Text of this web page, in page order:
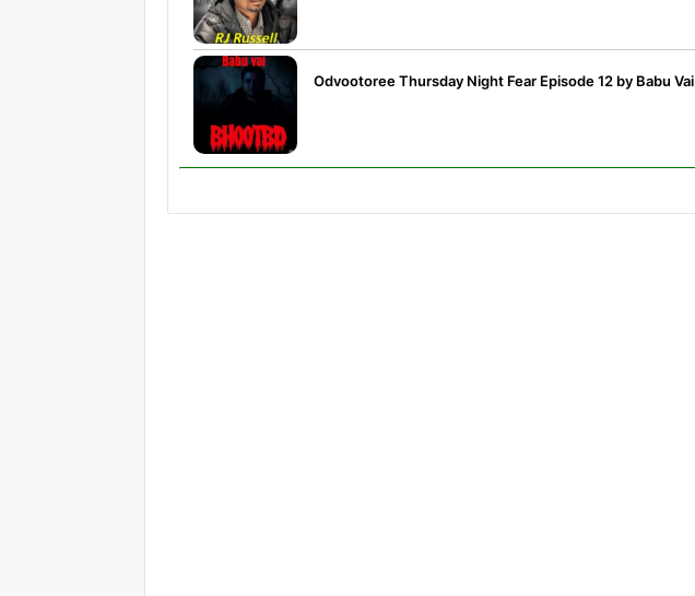
Odvootoree Thursday Night Fear Episode 12 by Babu Vai